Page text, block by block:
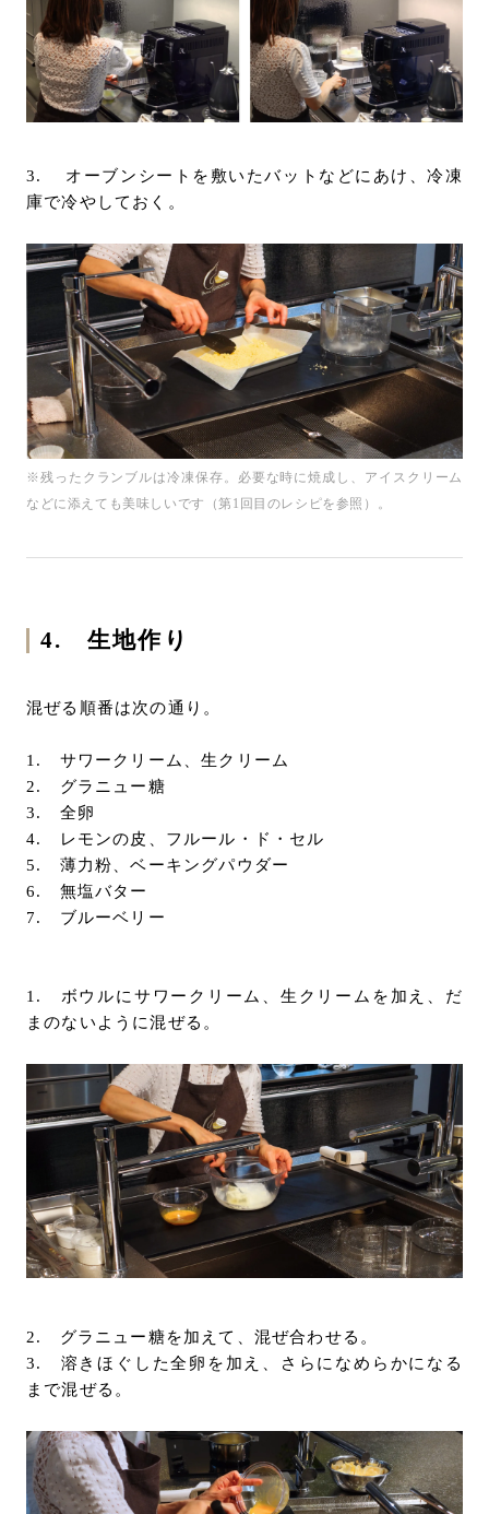
3. オーブンシートを敷いたバットなどにあけ、冷凍
庫で冷やしておく。
※残ったクランブルは冷凍保存。必要な時に焼成し、アイスクリーム
などに添えても美味しいです（第1回目のレシピを参照）。
4. 生地作り
混ぜる順番は次の通り。
1. サワークリーム、生クリーム
2. グラニュー糖
3. 全卵
4. レモンの皮、フルール・ド・セル
5. 薄力粉、ベーキングパウダー
6. 無塩バター
7. ブルーベリー
1. ボウルにサワークリーム、生クリームを加え、だ
まのないように混ぜる。
2. グラニュー糖を加えて、混ぜ合わせる。
3. 溶きほぐした全卵を加え、さらになめらかになる
まで混ぜる。